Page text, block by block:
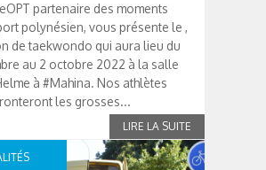
partenaire des moments
polynésien, vous présente le ,
de taekwondo qui aura lieu du
au 2 octobre 2022 à la salle
à #Mahina. Nos athlètes
les grosses...